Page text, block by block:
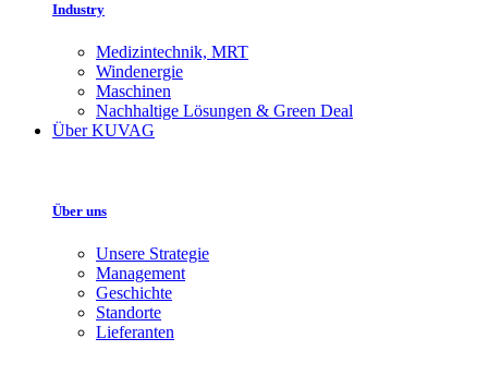
Industry
Medizintechnik, MRT
Windenergie
Maschinen
Nachhaltige Lösungen & Green Deal
Über KUVAG
Über uns
Unsere Strategie
Management
Geschichte
Standorte
Lieferanten